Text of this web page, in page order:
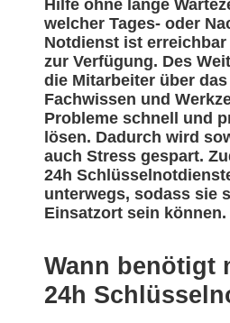
Hilfe ohne lange
welcher Tages- oder
Notdienst ist
zur Verfügung. Des
die Mitarbeiter über
Fachwissen und
Probleme schnell und
lösen. Dadurch wird
auch Stress gespart.
24h
unterwegs, sodass sie
Einsatzort sein können.
Wann benötigt
24h